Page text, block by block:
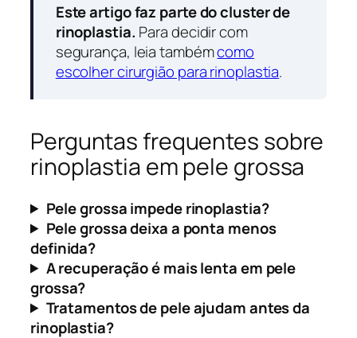
Este artigo faz parte do cluster de
rinoplastia. Para decidir com
segurança, leia tambémcomo
escolher cirurgião para rinoplastia.
Perguntas frequentes sobre
rinoplastia em pele grossa
Pele grossa impede rinoplastia?
Pele grossa deixa a ponta menos
definida?
A recuperação é mais lenta em pele
grossa?
Tratamentos de pele ajudam antes da
rinoplastia?